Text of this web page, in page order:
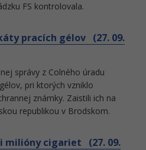
FS kontrolovala.
pracích gélov (27. 09.
správy z Colného úradu
pri ktorých vzniklo
známky. Zaistili ich na
republikou v Brodskom.
milióny cigariet (27. 09.